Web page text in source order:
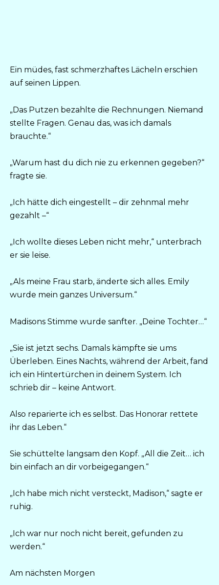
Ein müdes, fast schmerzhaftes Lächeln erschien
auf seinen Lippen.
„Das Putzen bezahlte die Rechnungen. Niemand
stellte Fragen. Genau das, was ich damals
brauchte.“
„Warum hast du dich nie zu erkennen gegeben?“
fragte sie.
„Ich hätte dich eingestellt – dir zehnmal mehr
gezahlt –“
„Ich wollte dieses Leben nicht mehr,“ unterbrach
er sie leise.
„Als meine Frau starb, änderte sich alles. Emily
wurde mein ganzes Universum.“
Madisons Stimme wurde sanfter. „Deine Tochter…“
„Sie ist jetzt sechs. Damals kämpfte sie ums
Überleben. Eines Nachts, während der Arbeit, fand
ich ein Hintertürchen in deinem System. Ich
schrieb dir – keine Antwort.
Also reparierte ich es selbst. Das Honorar rettete
ihr das Leben.“
Sie schüttelte langsam den Kopf. „All die Zeit… ich
bin einfach an dir vorbeigegangen.“
„Ich habe mich nicht versteckt, Madison,“ sagte er
ruhig.
„Ich war nur noch nicht bereit, gefunden zu
werden.“
Am nächsten Morgen